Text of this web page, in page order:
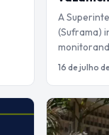
A
(Suframa)
16 de julho